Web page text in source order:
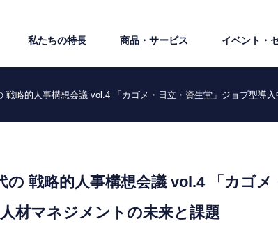
私たちの特⻑ 商品・サービス イベント・
戦略的人事構想会議 vol.4 「カゴメ・日立・資生堂」ジョブ型導
の 戦略的人事構想会議 vol.4 「カゴ
材マネジメントの未来と課題